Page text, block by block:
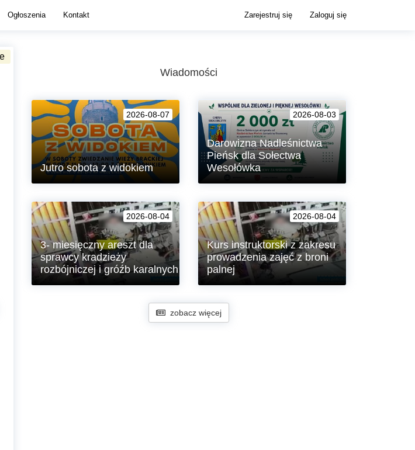
Ogłoszenia Kontakt Zarejestruj się Zaloguj się
Wiadomości
2026-08-07
Jutro sobota z widokiem
Wieży Brackiej w Lubaniu!
2026-08-03
Darowizna Nadleśnictwa
Pieńsk dla Sołectwa
Wesołówka
Państwowego Gospodarstwa Leśnego
Lasy Państwowe – Nadleśnictwa
Pieńsk darowiznę finansową w
wysokości 2.000 zł z przeznaczeniem
na „Edukację ekologiczną i
nasadzenie drzew, krzewów i kwiatów
w Sołectwie Wesołówka”.
2026-08-04
3- miesięczny areszt dla
sprawcy kradzieży
rozbójniczej i gróźb karalnych
2026-08-04
Kurs instruktorski z zakresu
prowadzenia zajęć z broni
palnej
Specjalistycznych SG w Lubaniu w
dniach 29.06-24.07.2026 r. odbył się
zobacz więcej